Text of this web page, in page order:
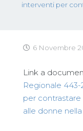
interventi per
6 Novembre
Link a
Regionale
per
alle donne